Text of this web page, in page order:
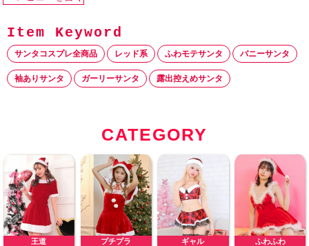
サンタコスプレ全商品 レッド系 ふわモテサンタ バニーサンタ
袖ありサンタ ガーリーサンタ 露出控えめサンタ
CATEGORY
王道 プチプラ ギャル ふわふわ